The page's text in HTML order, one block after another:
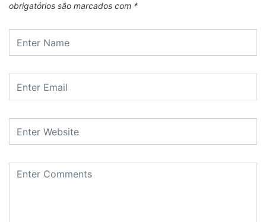
obrigatórios são marcados com *